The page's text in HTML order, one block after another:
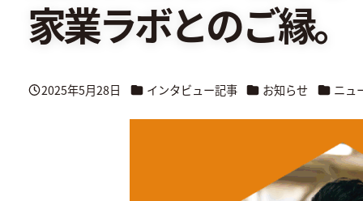
家業ラボとのご縁。
投稿日
2025年5月28日 カテゴリー
インタビュー記事 カテゴリー
お知らせ カテゴ
ニュ